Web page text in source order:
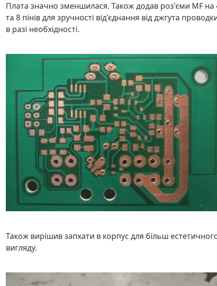
Плата значно зменшилася. Також додав роз'єми MF на
та 8 пінів для зручності від'єднання від джгута
в разі необхідності.
Також вирішив запхати в корпус для більш
вигляду.